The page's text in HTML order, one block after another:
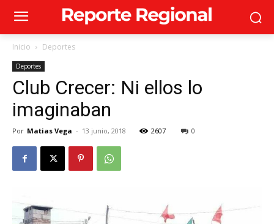
Inicio Deportes
Deportes
Club Crecer: Ni ellos lo
imaginaban
Por Matias Vega - 13 junio, 2018 2607 0